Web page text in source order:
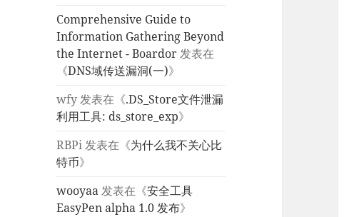
Comprehensive Guide to
Information Gathering Beyond
the Internet - Boardor发表在
《DNS域传送漏洞(一)》
wfy发表在《.DS_Store文件泄漏
利用工具: ds_store_exp》
RBPi发表在《为什么我不关心比
特币》
wooyaa发表在《安全工具
EasyPen alpha 1.0 发布》